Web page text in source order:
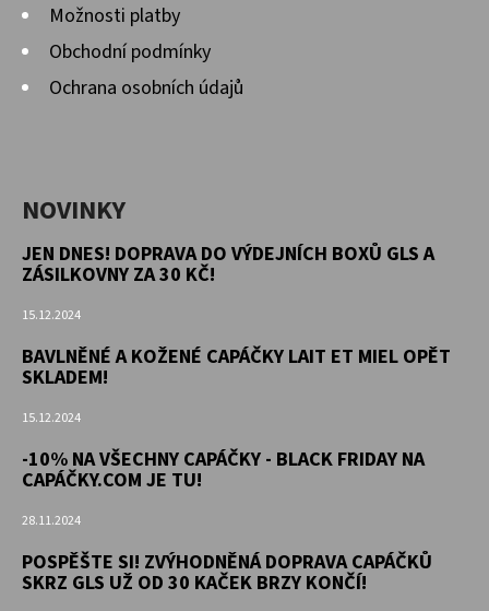
Možnosti platby
Obchodní podmínky
Ochrana osobních údajů
NOVINKY
JEN DNES! DOPRAVA DO VÝDEJNÍCH BOXŮ GLS A
ZÁSILKOVNY ZA 30 KČ!
15.12.2024
BAVLNĚNÉ A KOŽENÉ CAPÁČKY LAIT ET MIEL OPĚT
SKLADEM!
15.12.2024
-10% NA VŠECHNY CAPÁČKY - BLACK FRIDAY NA
CAPÁČKY.COM JE TU!
28.11.2024
POSPĚŠTE SI! ZVÝHODNĚNÁ DOPRAVA CAPÁČKŮ
SKRZ GLS UŽ OD 30 KAČEK BRZY KONČÍ!